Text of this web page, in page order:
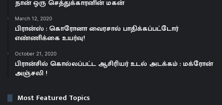
நான் ஒரு செத்துக்காரனின் மகன்
March 12, 2020
பிரான்ஸ் : கொரோனா வைரசால் பாதிக்கப்பட்டோர்
எண்ணிக்கை உயர்வு!
October 21, 2020
பிரான்சில் கொல்லப்பட்ட ஆசிரியர் உடல் அடக்கம் : மக்ரோன்
அஞ்சலி !
Most Featured Topics